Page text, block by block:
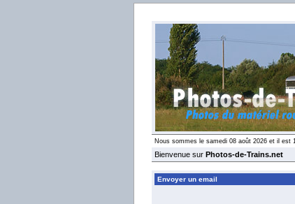
Nous sommes le samedi 08 août 2026 et il est
Bienvenue sur Photos-de-Trains.net
Envoyer un email